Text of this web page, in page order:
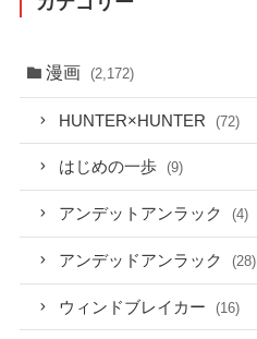
漫画 (2,172)
HUNTER×HUNTER (72)
はじめの一歩 (9)
アンデットアンラック (4)
アンデッドアンラック (28)
ウィンドブレイカー (16)